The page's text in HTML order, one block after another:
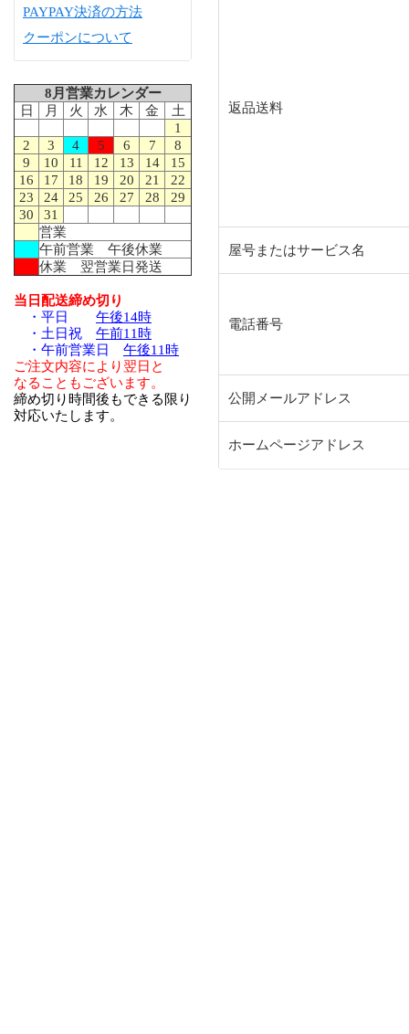
PAYPAY決済の方法
クーポンについて
8月営業カレンダー
日
月 火 水 木 金
土
1
2
3 4 5 6 7
8
9
10 11 12 13 14
15
16
17 18 19 20 21
22
23
24 25 26 27 28
29
30
31
営業
午前営業 午後休業
休業 翌営業日発送
当日配送締め切り
・平日 午後14時
・土日祝 午前11時
・午前営業日 午後11時
ご注文内容により翌日と
なることもございます。
締め切り時間後もできる限り
対応いたします。
返品送料
屋号またはサービス名
電話番号
公開メールアドレス
ホームページアドレス